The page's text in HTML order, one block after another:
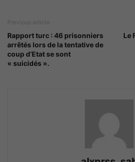
Previous article
Rapport turc : 46 prisonniers
arrêtés lors de la tentative de
coup d’Etat se sont
« suicidés ».
Le